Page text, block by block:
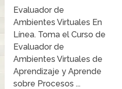
Evaluador de
Ambientes Virtuales En
Línea. Toma el Curso de
Evaluador de
Ambientes Virtuales de
Aprendizaje y Aprende
sobre Procesos ...